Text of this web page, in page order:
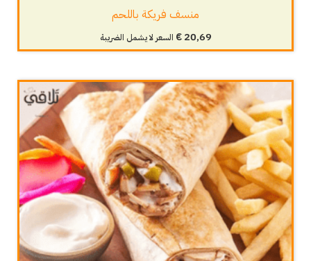
منسف فريكة باللحم
€20,69 السعر لا يشمل الضريبة